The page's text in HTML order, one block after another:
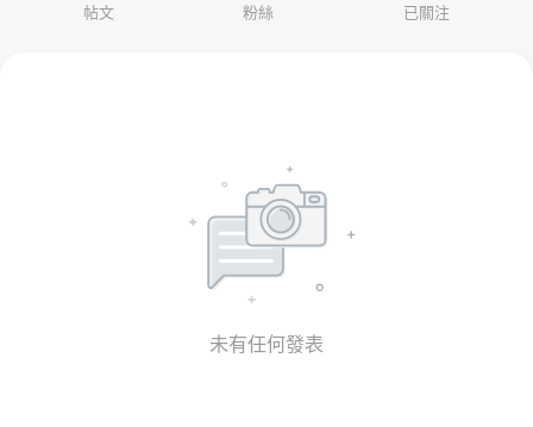
帖文 粉絲 已關注
未有任何發表